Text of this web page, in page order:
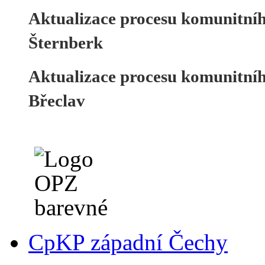
Aktualizace procesu
Šternberk
Aktualizace procesu
Břeclav
CpKP západní Čechy